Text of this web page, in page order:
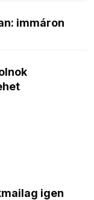
immáron
igen